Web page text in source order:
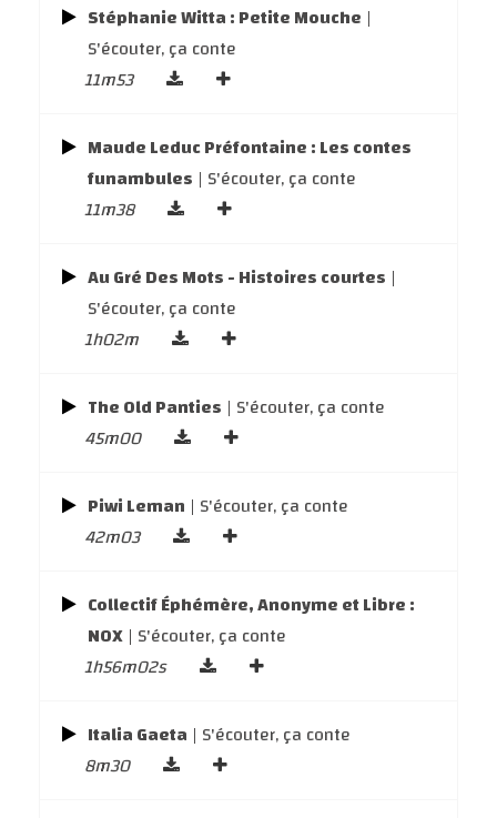
Stéphanie Witta : Petite Mouche |
S'écouter, ça conte
11m53
Maude Leduc Préfontaine : Les contes
funambules | S'écouter, ça conte
11m38
Au Gré Des Mots - Histoires courtes |
S'écouter, ça conte
1h02m
The Old Panties | S'écouter, ça conte
45m00
Piwi Leman | S'écouter, ça conte
42m03
Collectif Éphémère, Anonyme et Libre :
NOX | S'écouter, ça conte
1h56m02s
Italia Gaeta | S'écouter, ça conte
8m30